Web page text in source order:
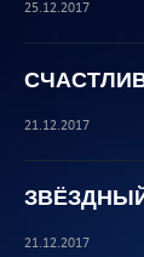
25.12.2017
21.12.2017
21.12.2017